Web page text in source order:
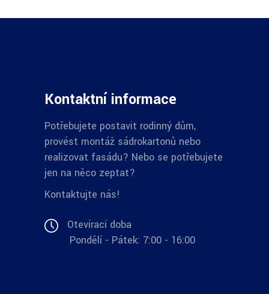
Kontaktní informace
Potřebujete postavit rodinný dům,
provést montáž sádrokartonů nebo
realizovat fasádu? Nebo se potřebujete
jen na něco zeptat?
Kontaktujte nás!
Otevírací doba
Pondělí - Pátek: 7:00 - 16:00